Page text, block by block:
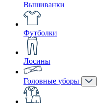
Вышиванки
Футболки
Лосины
Головные уборы